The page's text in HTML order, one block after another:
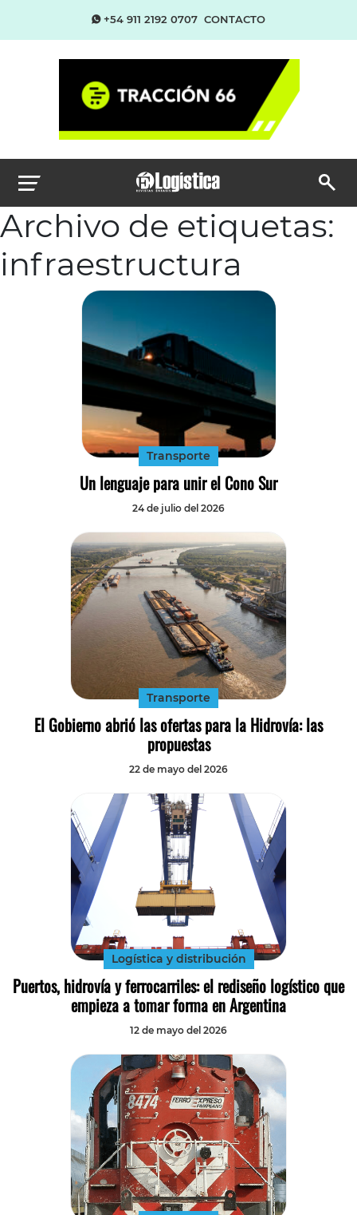
+54 911 2192 0707 CONTACTO
Archivo de etiquetas:
infraestructura
Transporte
Un lenguaje para unir el Cono Sur
24 de julio del 2026
Transporte
El Gobierno abrió las ofertas para la Hidrovía: las
propuestas
22 de mayo del 2026
Logística y distribución
Puertos, hidrovía y ferrocarriles: el rediseño logístico que
empieza a tomar forma en Argentina
12 de mayo del 2026